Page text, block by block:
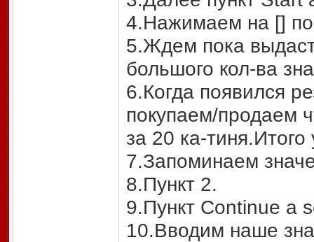
4.Нажимаем на []
5.Ждем пока выдаст
большого кол-ва
6.Когда появился
покупаем/продаем
за 20 ка-
7.Запоминаем
8.Пункт 2.
9.Пункт Continue a
10.Вводим наше